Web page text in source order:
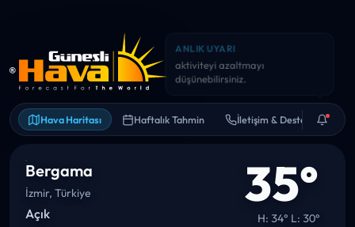
Hava Haritası Haftalık Tahmin İletişim & Destek
ANLIK UYARI
Yarın sıcaklık 34°C civarına
çıkabilir. Bol su ve gölge iyi fikir.
Bergama
İzmir, Türkiye
Açık 35°
H: 34° L: 30°